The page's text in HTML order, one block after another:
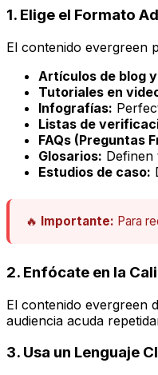
1. Elige el Formato
El contenido evergreen
Artículos de blog
Tutoriales en
Infografías:
Listas de
FAQs (Preguntas
Glosarios: Definen
Estudios de caso:
🔥 Importante: Para
2. Enfócate en la
El contenido evergreen
audiencia acuda
3. Usa un Lenguaje